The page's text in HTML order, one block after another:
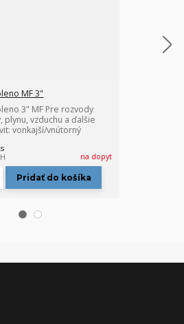
MF 3"
3" MF Pre rozvody
plynu, vzduchu a ďalšie
vonkajší/vnútorný
na dopyt
Pridať do košíka